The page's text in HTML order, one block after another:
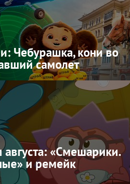
Чебурашка, кони во
самолет
«Смешарики.
и ремейк